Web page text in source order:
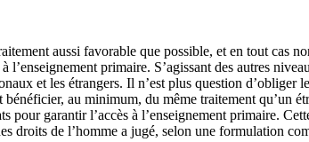
aussi favorable que possible, et en tout cas
primaire. S’agissant des autres
et les étrangers. Il n’est plus question d’obliger
au minimum, du même traitement qu’un
garantir l’accès à l’enseignement primaire.
droits de l’homme a jugé, selon une formulation